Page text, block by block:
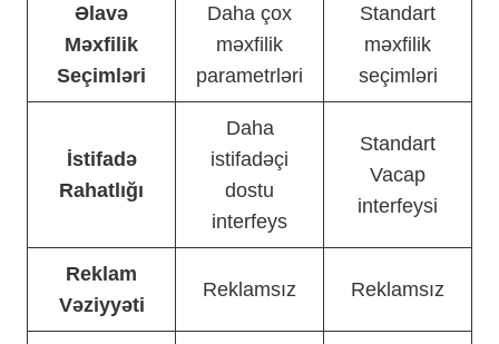
Əlavə
Məxfilik
Seçimləri
Daha çox
məxfilik
parametrləri
Standart
məxfilik
seçimləri
İstifadə
Rahatlığı
Daha
istifadəçi
dostu
interfeys
Standart
Vacap
interfeysi
Reklam
Vəziyyəti
Reklamsız Reklamsız